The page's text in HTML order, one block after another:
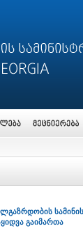
გაიმართა